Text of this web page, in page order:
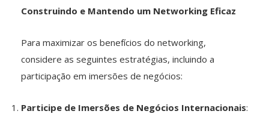
Construindo e Mantendo um Networking Eficaz
Para maximizar os benefícios do networking,
considere as seguintes estratégias, incluindo a
participação em imersões de negócios:
Participe de Imersões de Negócios Internacionais: